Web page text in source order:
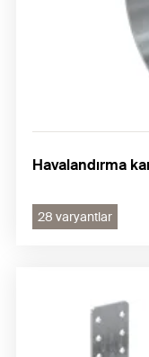
Havalandırma
28 varyantlar